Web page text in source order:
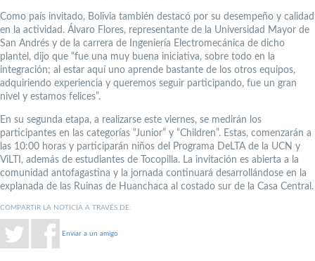
Como país invitado, Bolivia también destacó por su desempeño y calidad
en la actividad. Álvaro Flores, representante de la Universidad Mayor de
San Andrés y de la carrera de Ingeniería Electromecánica de dicho
plantel, dijo que “fue una muy buena iniciativa, sobre todo en la
integración; al estar aquí uno aprende bastante de los otros equipos,
adquiriendo experiencia y queremos seguir participando, fue un gran
nivel y estamos felices”.
En su segunda etapa, a realizarse este viernes, se medirán los
participantes en las categorías “Junior” y “Children”. Estas, comenzarán a
las 10:00 horas y participarán niños del Programa DeLTA de la UCN y
ViLTI, además de estudiantes de Tocopilla. La invitación es abierta a la
comunidad antofagastina y la jornada continuará desarrollándose en la
explanada de las Ruinas de Huanchaca al costado sur de la Casa Central.
COMPARTIR LA NOTICIA A TRAVÉS DE:
Enviar a un amigo